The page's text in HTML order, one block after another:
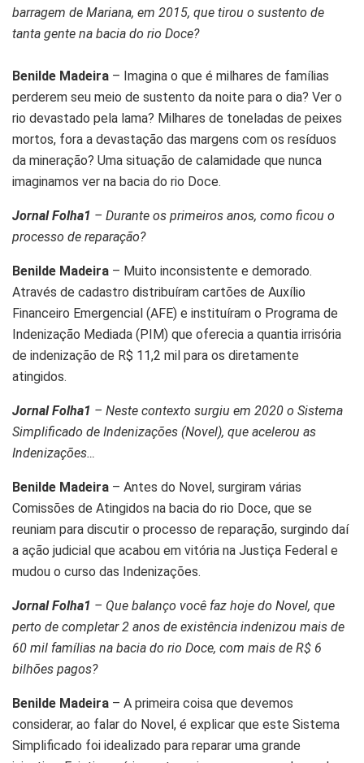
barragem de Mariana, em 2015, que tirou o sustento de
tanta gente na bacia do rio Doce?
Benilde Madeira – Imagina o que é milhares de famílias
perderem seu meio de sustento da noite para o dia? Ver o
rio devastado pela lama? Milhares de toneladas de peixes
mortos, fora a devastação das margens com os resíduos
da mineração? Uma situação de calamidade que nunca
imaginamos ver na bacia do rio Doce.
Jornal Folha1 – Durante os primeiros anos, como ficou o
processo de reparação?
Benilde Madeira – Muito inconsistente e demorado.
Através de cadastro distribuíram cartões de Auxílio
Financeiro Emergencial (AFE) e instituíram o Programa de
Indenização Mediada (PIM) que oferecia a quantia irrisória
de indenização de R$ 11,2 mil para os diretamente
atingidos.
Jornal Folha1 – Neste contexto surgiu em 2020 o Sistema
Simplificado de Indenizações (Novel), que acelerou as
Indenizações…
Benilde Madeira – Antes do Novel, surgiram várias
Comissões de Atingidos na bacia do rio Doce, que se
reuniam para discutir o processo de reparação, surgindo daí
a ação judicial que acabou em vitória na Justiça Federal e
mudou o curso das Indenizações.
Jornal Folha1 – Que balanço você faz hoje do Novel, que
perto de completar 2 anos de existência indenizou mais de
60 mil famílias na bacia do rio Doce, com mais de R$ 6
bilhões pagos?
Benilde Madeira – A primeira coisa que devemos
considerar, ao falar do Novel, é explicar que este Sistema
Simplificado foi idealizado para reparar uma grande